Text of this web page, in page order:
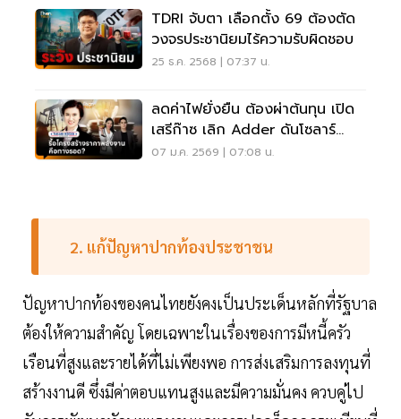
TDRI จับตา เลือกตั้ง 69 ต้องตัด
วงจรประชานิยมไร้ความรับผิดชอบ
25 ธ.ค. 2568 | 07:37 น.
ลดค่าไฟยั่งยืน ต้องผ่าต้นทุน เปิด
เสรีก๊าซ เลิก Adder ดันโซลาร์
ประชาชน
07 ม.ค. 2569 | 07:08 น.
2. แก้ปัญหาปากท้องประชาชน
ปัญหาปากท้องของคนไทยยังคงเป็นประเด็นหลักที่รัฐบาล
ต้องให้ความสำคัญ โดยเฉพาะในเรื่องของการมีหนี้ครัว
เรือนที่สูงและรายได้ที่ไม่เพียงพอ การส่งเสริมการลงทุนที่
สร้างงานดี ซึ่งมีค่าตอบแทนสูงและมีความมั่นคง ควบคู่ไป